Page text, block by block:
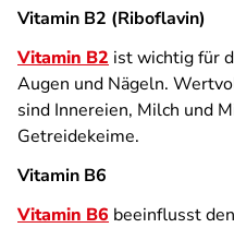
Vitamin B2 (Riboflavin)
Vitamin B2 ist wichtig für
Augen und Nägeln.
sind Innereien, Milch und
Getreidekeime.
Vitamin B6
Vitamin B6 beeinflusst